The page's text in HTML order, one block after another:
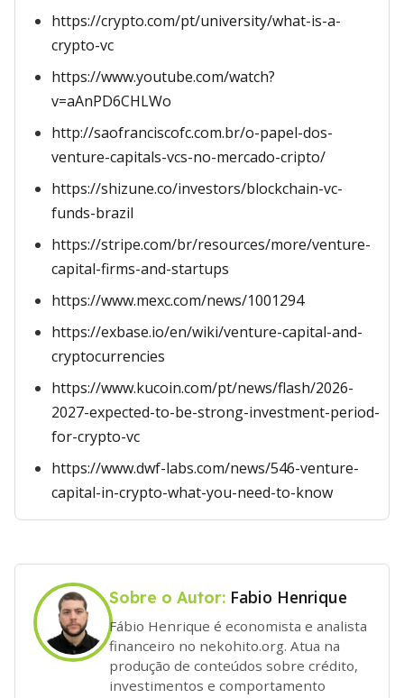
https://crypto.com/pt/university/what-is-a-
crypto-vc
https://www.youtube.com/watch?
v=aAnPD6CHLWo
http://saofranciscofc.com.br/o-papel-dos-
venture-capitals-vcs-no-mercado-cripto/
https://shizune.co/investors/blockchain-vc-
funds-brazil
https://stripe.com/br/resources/more/venture-
capital-firms-and-startups
https://www.mexc.com/news/1001294
https://exbase.io/en/wiki/venture-capital-and-
cryptocurrencies
https://www.kucoin.com/pt/news/flash/2026-
2027-expected-to-be-strong-investment-period-
for-crypto-vc
https://www.dwf-labs.com/news/546-venture-
capital-in-crypto-what-you-need-to-know
Sobre o Autor: Fabio Henrique
Fábio Henrique é economista e analista
financeiro no nekohito.org. Atua na
produção de conteúdos sobre crédito,
investimentos e comportamento